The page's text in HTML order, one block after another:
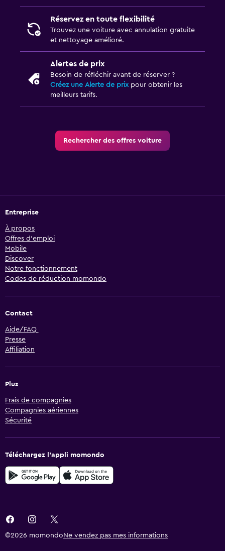
Réservez en toute flexibilité
Trouvez une voiture avec annulation gratuite
et nettoyage amélioré.
Alertes de prix
Besoin de réfléchir avant de réserver ?
Créez une Alerte de prixpour obtenir les
meilleurs tarifs.
Rechercher des offres voiture
Entreprise
À propos
Offres d’emploi
Mobile
Discover
Notre fonctionnement
Codes de réduction momondo
Contact
Aide/FAQ
Presse
Affiliation
Plus
Frais de compagnies
Compagnies aériennes
Sécurité
Téléchargez l’appli momondo
©2026 momondo Ne vendez pas mes informations